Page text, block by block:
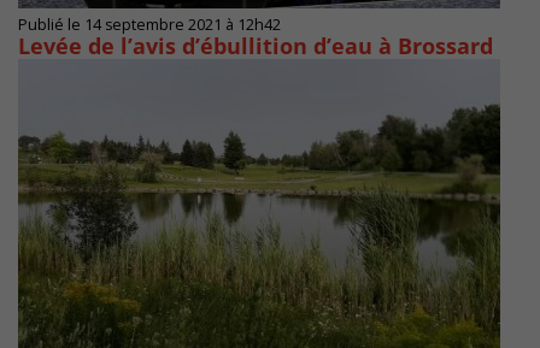
Publié le 14 septembre 2021 à 12h42
Levée de l’avis d’ébullition d’eau à Brossard